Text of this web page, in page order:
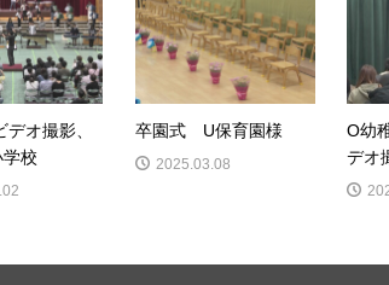
オ撮影、
校
卒園式 U保育園様
2025.03.08
O幼
デオ